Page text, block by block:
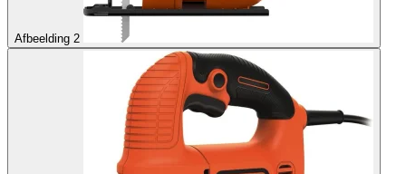
Afbeelding 2